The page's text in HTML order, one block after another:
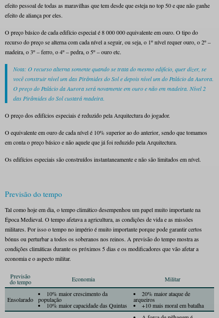
efeito pessoal de todas as maravilhas que tem desde que esteja no top 50 e que não ganhe
efeito de aliança por eles.
O preço básico de cada edifício especial é 8 000 000 equivalente em ouro. O tipo do
recurso do preço se alterna com cada nível a seguir, ou seja, o 1º nível requer ouro, o 2º –
madeira, o 3º – ferro, o 4º – pedra, o 5º – ouro etc.
Nota: O recurso alterna somente quando se trata do mesmo edifício, quer dizer, se
você construir nível um das Pirâmides do Sol e depois nível um do Palácio da Aurora.
O preço do Palácio da Aurora será novamente em ouro e não em madeira. Nível 2
das Pirâmides do Sol custará madeira.
O preço dos edifícios especiais é reduzido pela Arquitectura do jogador.
O equivalente em ouro de cada nível é 10% superior ao do anterior, sendo que tomamos
em conta o preço básico e não aquele que já foi reduzido pela Arquitectura.
Os edifícios especiais são construídos instantaneamente e não são limitados em nível.
Previsão do tempo
Tal como hoje em dia, o tempo climático desempenhou um papel muito importante na
Época Medieval. O tempo afetava a agricultura, as condições de vida e as missões
militares. Por isso o tempo no império é muito importante porque pode garantir certos
bónus ou perturbar a todos os soberanos nos reinos. A previsão do tempo mostra as
condições climáticas durante os próximos 5 dias e os modificadores que vão afetar a
economia e o aspecto militar.
Previsão
do tempo Economia Militar
Ensolarado
10% maior crescimento da
população
10% maior capacidade das Quintas
20% maior ataque de
arqueiros
+10 mais moral em batalha